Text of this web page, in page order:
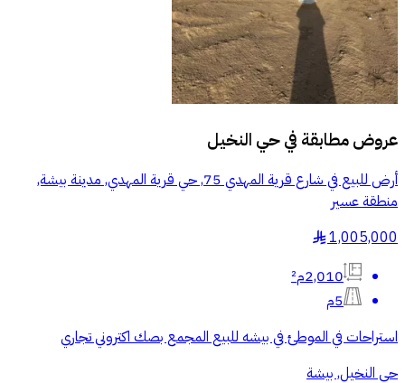
عروض مطابقة فيحي النخيل
أرض للبيع في شارع قرية المهدي 75, حي قرية المهدي, مدينة بيشة,
منطقة عسير
1,005,000
§
2,010م²
5م
استراحات في الموطئ في بيشه للبيع المجمع بصك اكتروني تجاري
حي النخيل, بيشة